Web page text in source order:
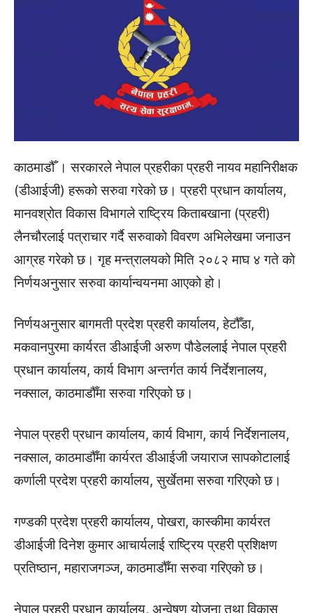
काठमाडौँ । सरकारले नेपाल प्रहरीका प्रहरी नायव महानिरीक्षक
(डीआईजी) हरूको सरुवा गरेको छ। प्रहरी प्रधान कार्यालय,
मानवश्रोत विकास विभागले राष्ट्रिय किताबखाना (प्रहरी)
लैनचौरलाई पत्राचार गर्दै सरुवाको विवरण अभिलेखमा जनाउन
आग्रह गरेको छ। गृह मन्त्रालयको मिति २०८२ माघ ४ गते को
निर्णयअनुसार सरुवा कार्यान्वयनमा आएको हो।
निर्णयअनुसार बागमती प्रदेश प्रहरी कार्यालय, हेटौँडा,
मकवानपुरमा कार्यरत डीआईजी अरुण पौडेललाई नेपाल प्रहरी
प्रधान कार्यालय, कार्य विभाग अन्तर्गत कार्य निर्देशनालय,
नक्साल, काठमाडौँमा सरुवा गरिएको छ।
नेपाल प्रहरी प्रधान कार्यालय, कार्य विभाग, कार्य निर्देशनालय,
नक्साल, काठमाडौँमा कार्यरत डीआईजी जयाराज सापकोटालाई
कर्णाली प्रदेश प्रहरी कार्यालय, सुर्खेतमा सरुवा गरिएको छ।
गण्डकी प्रदेश प्रहरी कार्यालय, पोखरा, कास्कीमा कार्यरत
डीआईजी दिनेश कुमार आचार्यलाई राष्ट्रिय प्रहरी प्रशिक्षण
प्रतिष्ठान, महाराजगञ्ज, काठमाडौँमा सरुवा गरिएको छ।
नेपाल प्रहरी प्रधान कार्यालय, अन्वेषण योजना तथा विकास